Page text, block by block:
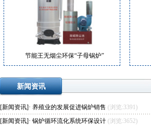
节能王无烟尘环保“子母锅炉”
新闻资讯
[新闻资讯]· 养殖业的发展促进锅炉销售 (浏览:3391)
[新闻资讯]· 锅炉循环流化系统环保设计 (浏览:3652)